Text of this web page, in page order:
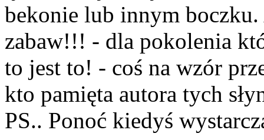
bekonie lub innym boczku.
zabaw!!! - dla pokolenia
to jest to! - coś na wzór
kto pamięta autora tych
PS.. Ponoć kiedyś